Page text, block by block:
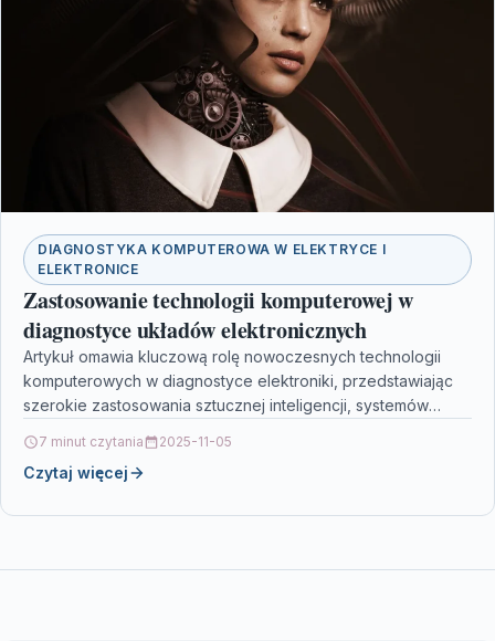
DIAGNOSTYKA KOMPUTEROWA W ELEKTRYCE I
ELEKTRONICE
Zastosowanie technologii komputerowej w
diagnostyce układów elektronicznych
Artykuł omawia kluczową rolę nowoczesnych technologii
komputerowych w diagnostyce elektroniki, przedstawiając
szerokie zastosowania sztucznej inteligencji, systemów
analizy…
7 minut czytania 2025-11-05
Czytaj więcej